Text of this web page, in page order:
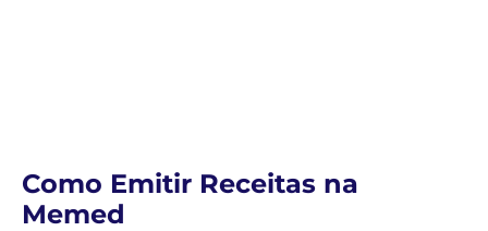
Como Emitir Receitas na
Memed